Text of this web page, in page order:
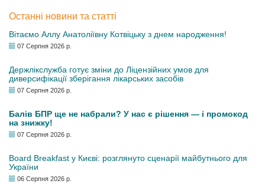
Останні новини та статті
Вітаємо Аллу Анатоліївну Котвіцьку з днем народження!
07 Серпня 2026 р.
Держлікслужба готує зміни до Ліцензійних умов для
диверсифікації зберігання лікарських засобів
07 Серпня 2026 р.
Балів БПР ще не набрали? У нас є рішення — і промокод
на знижку!
07 Серпня 2026 р.
Board Breakfast у Києві: розглянуто сценарії майбутнього для
України
06 Серпня 2026 р.